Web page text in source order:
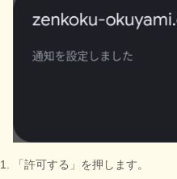
「許可する」を押します。